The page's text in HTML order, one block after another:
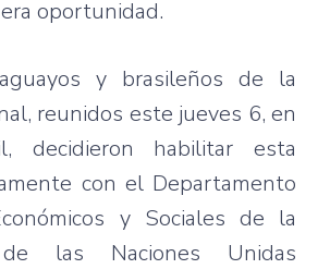
oportunidad.
y brasileños de la
reunidos este jueves 6, en
decidieron habilitar esta
con el Departamento
y Sociales de la
de las Naciones Unidas